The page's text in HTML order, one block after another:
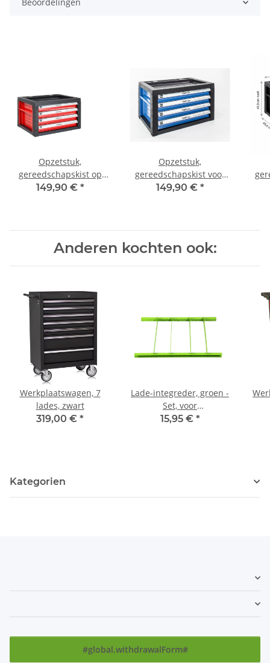
Opzetstuk,
gereedschapskist op
gereedschapswagen,
149,90 € *
Opzetstuk,
gereedschapskist voor
gereedschapswagen,
149,90 € *
Anderen kochten ook:
Werkplaatswagen, 7
lades, zwart
319,00 € *
Lade-integreder, groen -
Set, voor
gereedschapswagen
15,95 € *
Kategorien
#global.withdrawalForm#